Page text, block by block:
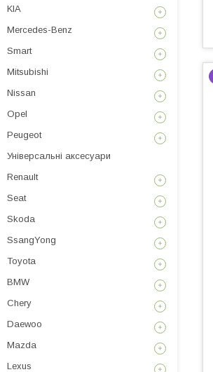
KIA
Mercedes-Benz
Smart
Mitsubishi
Nissan
Opel
Peugeot
Універсальні аксесуари
Renault
Seat
Skoda
SsangYong
Toyota
BMW
Chery
Daewoo
Mazda
Lexus